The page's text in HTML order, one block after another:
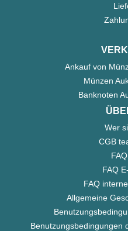
Ankauf von
Münzen
Banknoten
Wer
CGB
FAQ
FAQ
Allgemeine
Benutzungsbedingungen